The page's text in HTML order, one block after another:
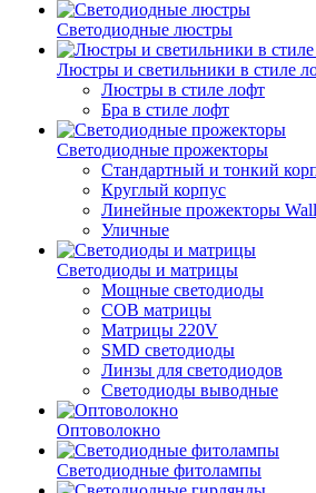
Светодиодные люстры
Люстры и светильники в стиле
Люстры в стиле лофт
Бра в стиле лофт
Светодиодные прожекторы
Стандартный и тонкий
Круглый корпус
Линейные прожекторы Wall
Уличные
Светодиоды и матрицы
Мощные светодиоды
COB матрицы
Матрицы 220V
SMD светодиоды
Линзы для светодиодов
Светодиоды выводные
Оптоволокно
Светодиодные фитолампы